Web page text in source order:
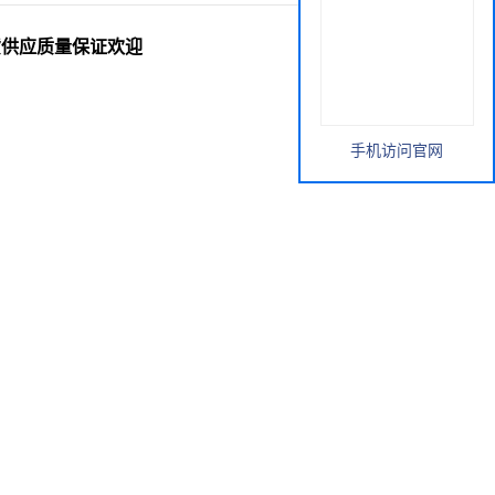
应质量保证欢迎
手机访问官网